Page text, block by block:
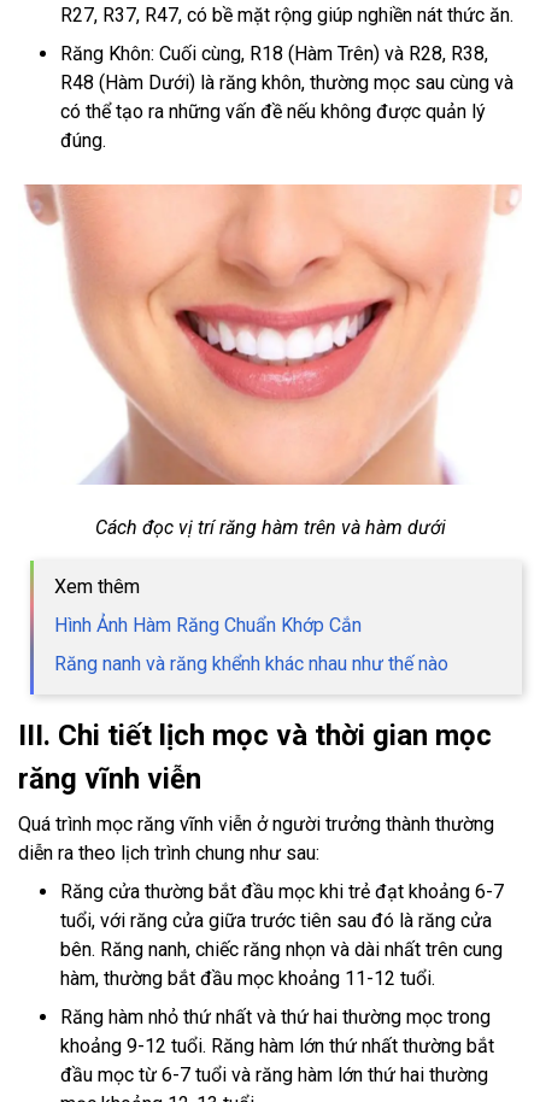
R27, R37, R47, có bề mặt rộng giúp nghiền nát thức ăn.
Răng Khôn: Cuối cùng, R18 (Hàm Trên) và R28, R38,
R48 (Hàm Dưới) là răng khôn, thường mọc sau cùng và
có thể tạo ra những vấn đề nếu không được quản lý
đúng.
Cách đọc vị trí răng hàm trên và hàm dưới
Xem thêm
Hình Ảnh Hàm Răng Chuẩn Khớp Cắn
Răng nanh và răng khểnh khác nhau như thế nào
III. Chi tiết lịch mọc và thời gian mọc
răng vĩnh viễn
Quá trình mọc răng vĩnh viễn ở người trưởng thành thường
diễn ra theo lịch trình chung như sau:
Răng cửa thường bắt đầu mọc khi trẻ đạt khoảng 6-7
tuổi, với răng cửa giữa trước tiên sau đó là răng cửa
bên. Răng nanh, chiếc răng nhọn và dài nhất trên cung
hàm, thường bắt đầu mọc khoảng 11-12 tuổi.
Răng hàm nhỏ thứ nhất và thứ hai thường mọc trong
khoảng 9-12 tuổi. Răng hàm lớn thứ nhất thường bắt
đầu mọc từ 6-7 tuổi và răng hàm lớn thứ hai thường